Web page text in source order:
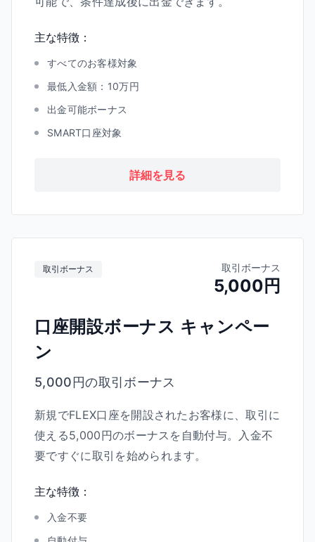
主な特徴：
すべてのお客様対象
最低入金額：10万円
出金可能ボーナス
SMART口座対象
詳細を見る
取引ボーナス 取引ボーナス
5,000円
口座開設ボーナス キャンペー
ン
5,000円の取引ボーナス
新規でFLEX口座を開設されたお客様に、取引に
使える5,000円のボーナスを自動付与。入金不
要ですぐに取引を始められます。
主な特徴：
入金不要